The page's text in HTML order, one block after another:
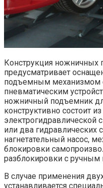
Конструкция
предусматривает
подъемным механизмом
пневматическим
ножничный подъемник
конструктивно состоит
или два гидравлических
нагнетательный насос,
блокировки
разблокировки с ручным
В случае применения
устанавливается